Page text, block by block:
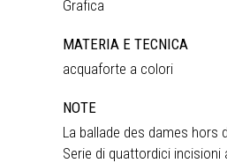
Grafica
MATERIA E TECNICA
acquaforte a colori
NOTE
La ballade des dames hors
Serie di quattordici